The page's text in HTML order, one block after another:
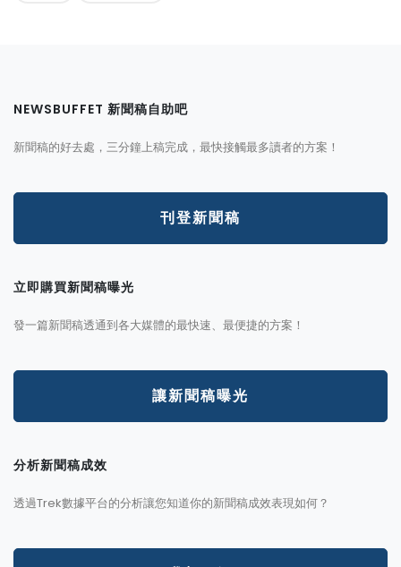
NEWSBUFFET 新聞稿自助吧
新聞稿的好去處，三分鐘上稿完成，最快接觸最多讀者的方案！
刊登新聞稿
立即購買新聞稿曝光
發一篇新聞稿透通到各大媒體的最快速、最便捷的方案！
讓新聞稿曝光
分析新聞稿成效
透過Trek數據平台的分析讓您知道你的新聞稿成效表現如何？